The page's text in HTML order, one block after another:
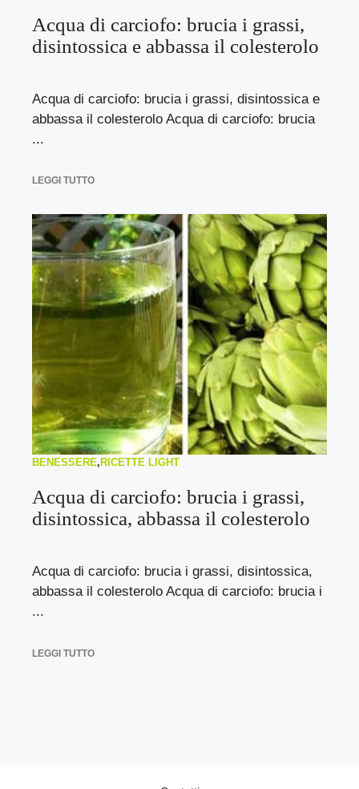
Acqua di carciofo: brucia i grassi,
disintossica e abbassa il colesterolo
Acqua di carciofo: brucia i grassi, disintossica e
abbassa il colesterolo Acqua di carciofo: brucia
...
LEGGI TUTTO
BENESSERE, RICETTE LIGHT
Acqua di carciofo: brucia i grassi,
disintossica, abbassa il colesterolo
Acqua di carciofo: brucia i grassi, disintossica,
abbassa il colesterolo Acqua di carciofo: brucia i
...
LEGGI TUTTO